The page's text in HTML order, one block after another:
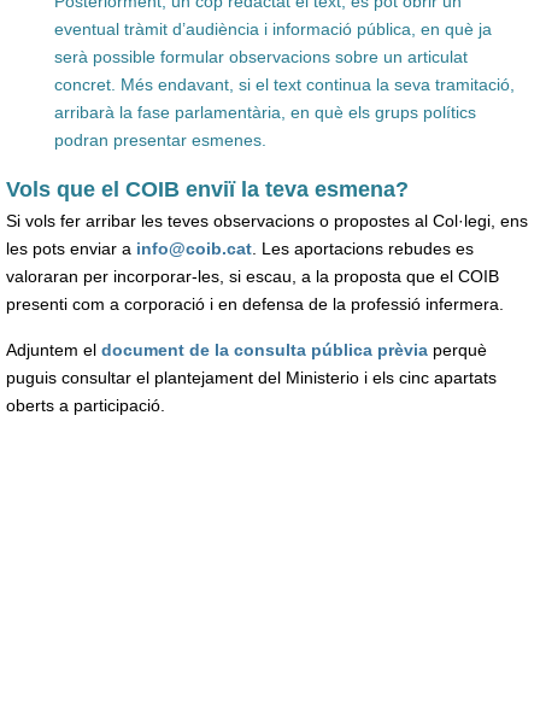
eventual tràmit d’audiència i informació pública, en què ja
serà possible formular observacions sobre un articulat
concret. Més endavant, si el text continua la seva tramitació,
arribarà la fase parlamentària, en què els grups polítics
podran presentar esmenes.
Vols que el COIB enviï la teva esmena?
Si vols fer arribar les teves observacions o propostes al Col·legi, ens
les pots enviar a info@coib.cat. Les aportacions rebudes es
valoraran per incorporar-les, si escau, a la proposta que el COIB
presenti com a corporació i en defensa de la professió infermera.
Adjuntem el document de la consulta pública prèvia perquè
puguis consultar el plantejament del Ministerio i els cinc apartats
oberts a participació.